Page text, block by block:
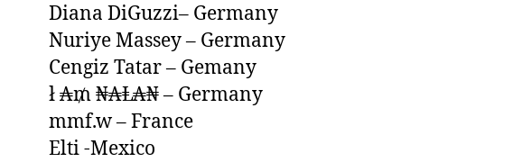
Diana DiGuzzi– Germany
Nuriye Massey – Germany
Cengiz Tatar – Gemany
ł ₳₥ ₦₳Ⱡ₳₦ – Germany
mmf.w – France
Elti -Mexico